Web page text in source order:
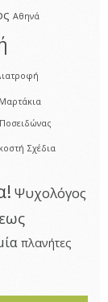
Αθηνά
Μαρτάκια
Ποσειδώνας
Σχέδια
Ψυχολόγος
πλανήτες